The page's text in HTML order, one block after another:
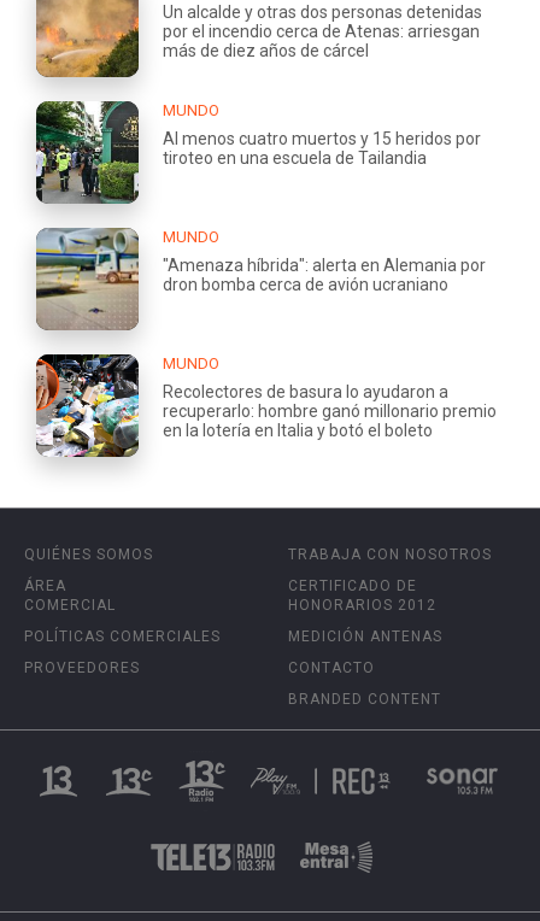
Un alcalde y otras dos personas detenidas
por el incendio cerca de Atenas: arriesgan
más de diez años de cárcel
MUNDO
Al menos cuatro muertos y 15 heridos por
tiroteo en una escuela de Tailandia
MUNDO
"Amenaza híbrida": alerta en Alemania por
dron bomba cerca de avión ucraniano
MUNDO
Recolectores de basura lo ayudaron a
recuperarlo: hombre ganó millonario premio
en la lotería en Italia y botó el boleto
QUIÉNES SOMOS
ÁREA
COMERCIAL
POLÍTICAS COMERCIALES
PROVEEDORES
TRABAJA CON NOSOTROS
CERTIFICADO DE
HONORARIOS 2012
MEDICIÓN ANTENAS
CONTACTO
BRANDED CONTENT